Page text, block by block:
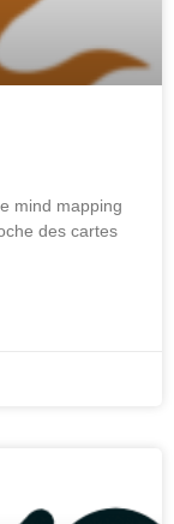
mind mapping
des cartes